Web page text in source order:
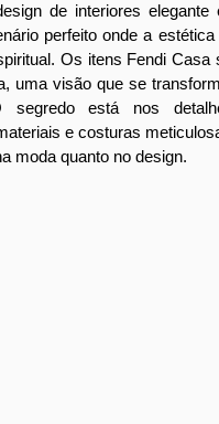
de interiores
perfeito onde a
Os itens Fendi Casa
uma visão que se
segredo está nos
e costuras
moda quanto no design.